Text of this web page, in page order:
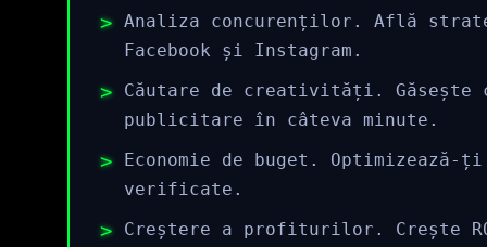
Analiza concurenților. Află
Facebook și Instagram.
Căutare de creativități. Găsește
publicitare în câteva minute.
Economie de buget.
verificate.
Creștere a profiturilor. Crește